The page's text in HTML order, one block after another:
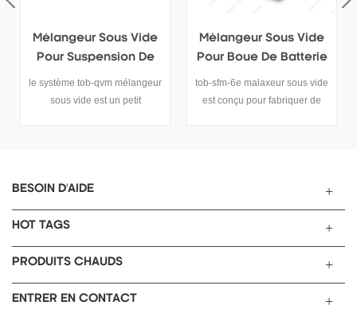
Mélangeur Sous Vide
Pour Boue De Batterie
tob-sfm-6e malaxeur sous vide
est conçu pour fabriquer de
uniquement par l'électricité.
Équipement De
Mélange Sous Vide
Avec Volant
ce système tob-zkjb
équipement de mélange sous
BESOIN D'AIDE
HOT TAGS
PRODUITS CHAUDS
ENTRER EN CONTACT